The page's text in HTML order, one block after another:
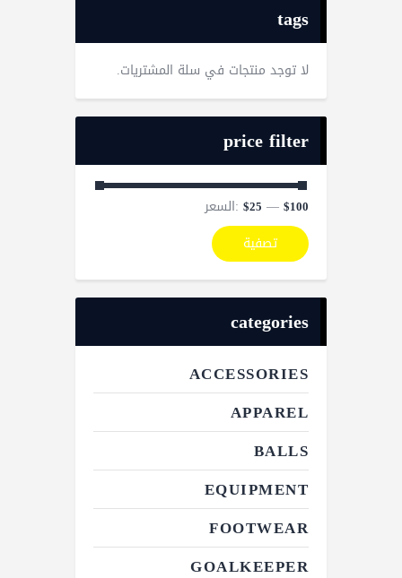
tags
لا توجد منتجات في سلة المشتريات.
price filter
تصفية
السعر: $25 — $100
categories
ACCESSORIES
APPAREL
BALLS
EQUIPMENT
FOOTWEAR
GOALKEEPER